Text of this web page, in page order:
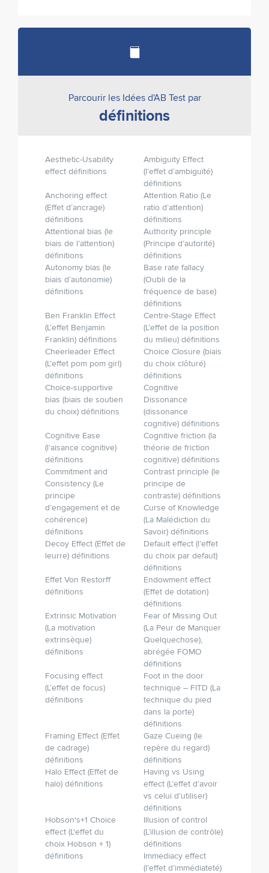
Parcourir les Idées d'AB Test par
définitions
Aesthetic-Usability
effect définitions
Ambiguity Effect
(l’effet d’ambiguïté)
définitions
Anchoring effect
(Effet d’ancrage)
définitions
Attention Ratio (Le
ratio d’attention)
définitions
Attentional bias (le
biais de l’attention)
définitions
Authority principle
(Principe d’autorité)
définitions
Autonomy bias (le
biais d’autonomie)
définitions
Base rate fallacy
(Oubli de la
fréquence de base)
définitions
Ben Franklin Effect
(L’effet Benjamin
Franklin) définitions
Centre-Stage Effect
(L’effet de la position
du milieu) définitions
Cheerleader Effect
(L’effet pom pom girl)
définitions
Choice Closure (biais
du choix clôturé)
définitions
Choice-supportive
bias (biais de soutien
du choix) définitions
Cognitive
Dissonance
(dissonance
cognitive) définitions
Cognitive Ease
(l’aisance cognitive)
définitions
Cognitive friction (la
théorie de friction
cognitive) définitions
Commitment and
Consistency (Le
principe
d’engagement et de
cohérence)
définitions
Contrast principle (le
principe de
contraste) définitions
Curse of Knowledge
(La Malédiction du
Savoir) définitions
Decoy Effect (Effet de
leurre) définitions
Default effect (l’effet
du choix par defaut)
définitions
Effet Von Restorff
définitions
Endowment effect
(Effet de dotation)
définitions
Extrinsic Motivation
(La motivation
extrinsèque)
définitions
Fear of Missing Out
(La Peur de Manquer
Quelque­chose),
abrégée FOMO
définitions
Focusing effect
(L’effet de focus)
définitions
Foot in the door
technique – FITD (La
technique du pied
dans la porte)
définitions
Framing Effect (Effet
de cadrage)
définitions
Gaze Cueing (le
repère du regard)
définitions
Halo Effect (Effet de
halo) définitions
Having vs Using
effect (L’effet d’avoir
vs celui d’utiliser)
définitions
Hobson's+1 Choice
effect (L'effet du
choix Hobson + 1)
définitions
Illusion of control
(L’illusion de contrôle)
définitions
Immediacy effect
(l’effet d’immédiateté)